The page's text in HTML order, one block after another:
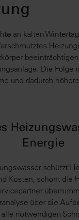
an kalten
Die Folge
und dadurch
Energie
schützt
Kosten, schont die
über die
notwendigen